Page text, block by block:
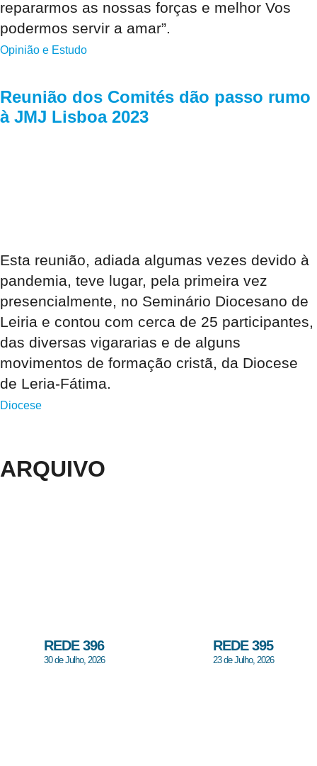
repararmos as nossas forças e melhor Vos
podermos servir a amar”.
Opinião e Estudo
Reunião dos Comités dão passo rumo
à JMJ Lisboa 2023
Esta reunião, adiada algumas vezes devido à
pandemia, teve lugar, pela primeira vez
presencialmente, no Seminário Diocesano de
Leiria e contou com cerca de 25 participantes,
das diversas vigararias e de alguns
movimentos de formação cristã, da Diocese
de Leria-Fátima.
Diocese
ARQUIVO
REDE 396
30 de Julho, 2026
REDE 395
23 de Julho, 2026